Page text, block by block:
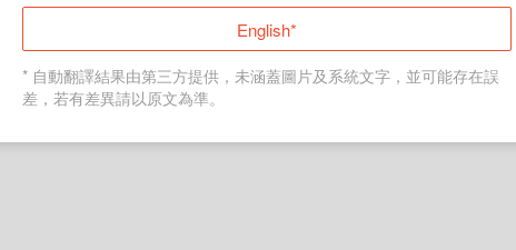
English*
* 自動翻譯結果由第三方提供，未涵蓋圖片及系統文字，並可能存在誤
差，若有差異請以原文為準。